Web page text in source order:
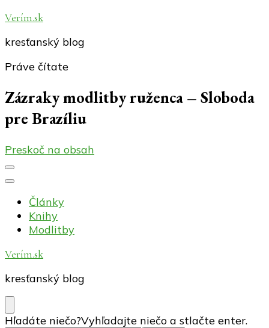
Verím.sk
kresťanský blog
Práve čítate
Zázraky modlitby ruženca – Sloboda
pre Brazíliu
Preskoč na obsah
Články
Knihy
Modlitby
Verím.sk
kresťanský blog
Hľadáte niečo?Vyhľadajte niečo a stlačte enter.